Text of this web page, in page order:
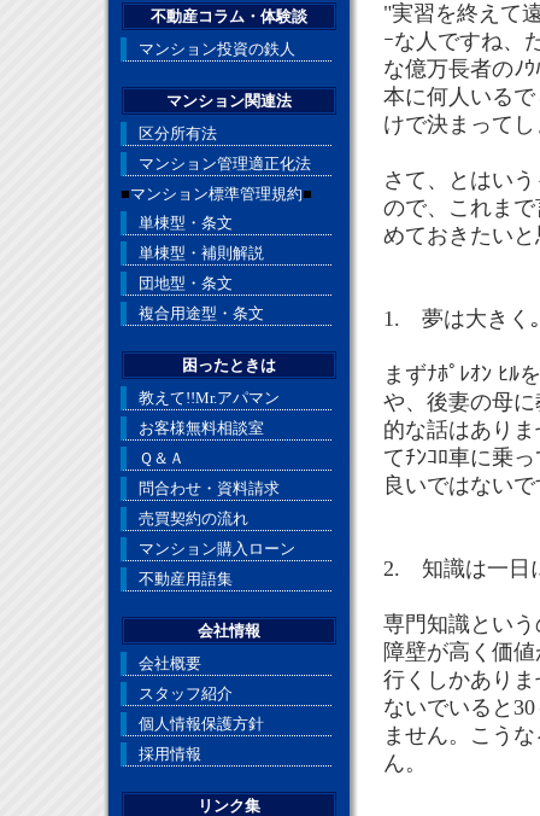
"実習を終えて
ｰな人ですね、
な億万長者のﾉ
本に何人いる
けで決まって
さて、とはい
ので、これま
めておきたい
1. 夢は大きく｡
まずﾅﾎﾟﾚｵﾝ ﾋﾙ
や、後妻の母
的な話はあり
てﾁﾝｺﾛ車に乗
良いではない
2. 知識は一日
専門知識とい
障壁が高く価
行くしかあり
ないでいると
ません。こう
ん。
不動産コラム・体験談
マンション投資の鉄人
マンション関連法
区分所有法
マンション管理適正化法
■マンション標準管理規約■
単棟型・条文
単棟型・補則解説
団地型・条文
複合用途型・条文
困ったときは
教えて!!Mr.アパマン
お客様無料相談室
Ｑ＆Ａ
問合わせ・資料請求
売買契約の流れ
マンション購入ローン
不動産用語集
会社情報
会社概要
スタッフ紹介
個人情報保護方針
採用情報
リンク集